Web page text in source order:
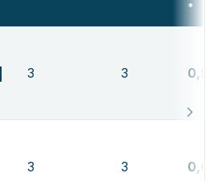
*
3 3 0,57
3 3 0,64